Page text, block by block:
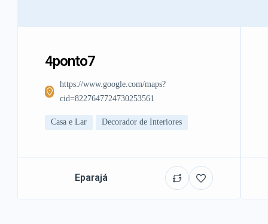
4ponto7
https://www.google.com/maps?
cid=8227647724730253561
Casa e Lar Decorador de Interiores
Eparajá